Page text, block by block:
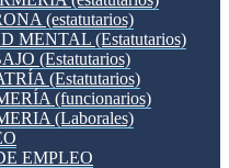
(estatutarios)
MENTAL (Estatutarios)
(Estatutarios)
(Estatutarios)
(funcionarios)
(Laborales)
EMPLEO